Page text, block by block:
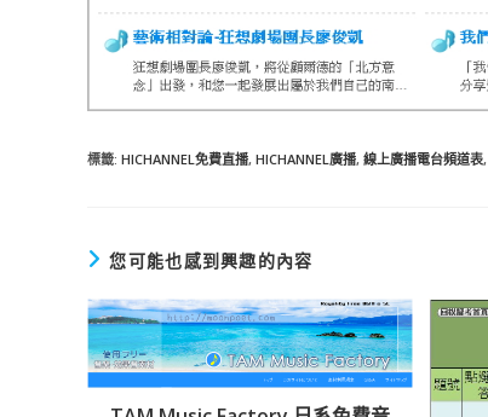
標籤: HICHANNEL免費直播, HICHANNEL廣播, 線上廣播電台頻道表,
您可能也感到興趣的內容